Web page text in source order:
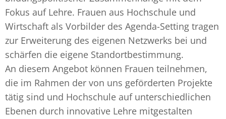
Fokus auf Lehre. Frauen aus Hochschule und
Wirtschaft als Vorbilder des Agenda-Setting tragen
zur Erweiterung des eigenen Netzwerks bei und
schärfen die eigene Standortbestimmung.
An diesem Angebot können Frauen teilnehmen,
die im Rahmen der von uns geförderten Projekte
tätig sind und Hochschule auf unterschiedlichen
Ebenen durch innovative Lehre mitgestalten